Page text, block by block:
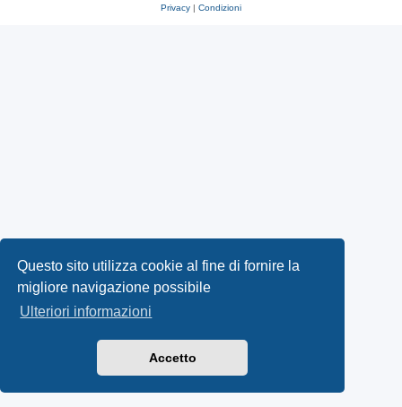
Questo sito utilizza cookie al fine di fornire la
migliore navigazione possibile
Ulteriori informazioni
Accetto
Privacy | Condizioni